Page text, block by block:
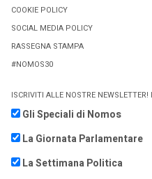
COOKIE POLICY
SOCIAL MEDIA POLICY
RASSEGNA STAMPA
#NOMOS30
ISCRIVITI ALLE NOSTRE
Gli Speciali di Nomos
La Giornata Parlamentare
La Settimana Politica